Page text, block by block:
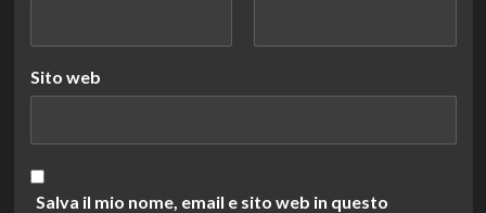
Sito web
Salva il mio nome, email e sito web in questo